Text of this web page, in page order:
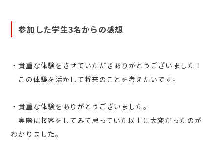
参加した学生3名からの感想
・貴重な体験をさせていただきありがとうございました！
この体験を活かして将来のことを考えたいです。
・貴重な体験をありがとうございました。
実際に接客をしてみて思っていた以上に大変だったのが
わかりました。